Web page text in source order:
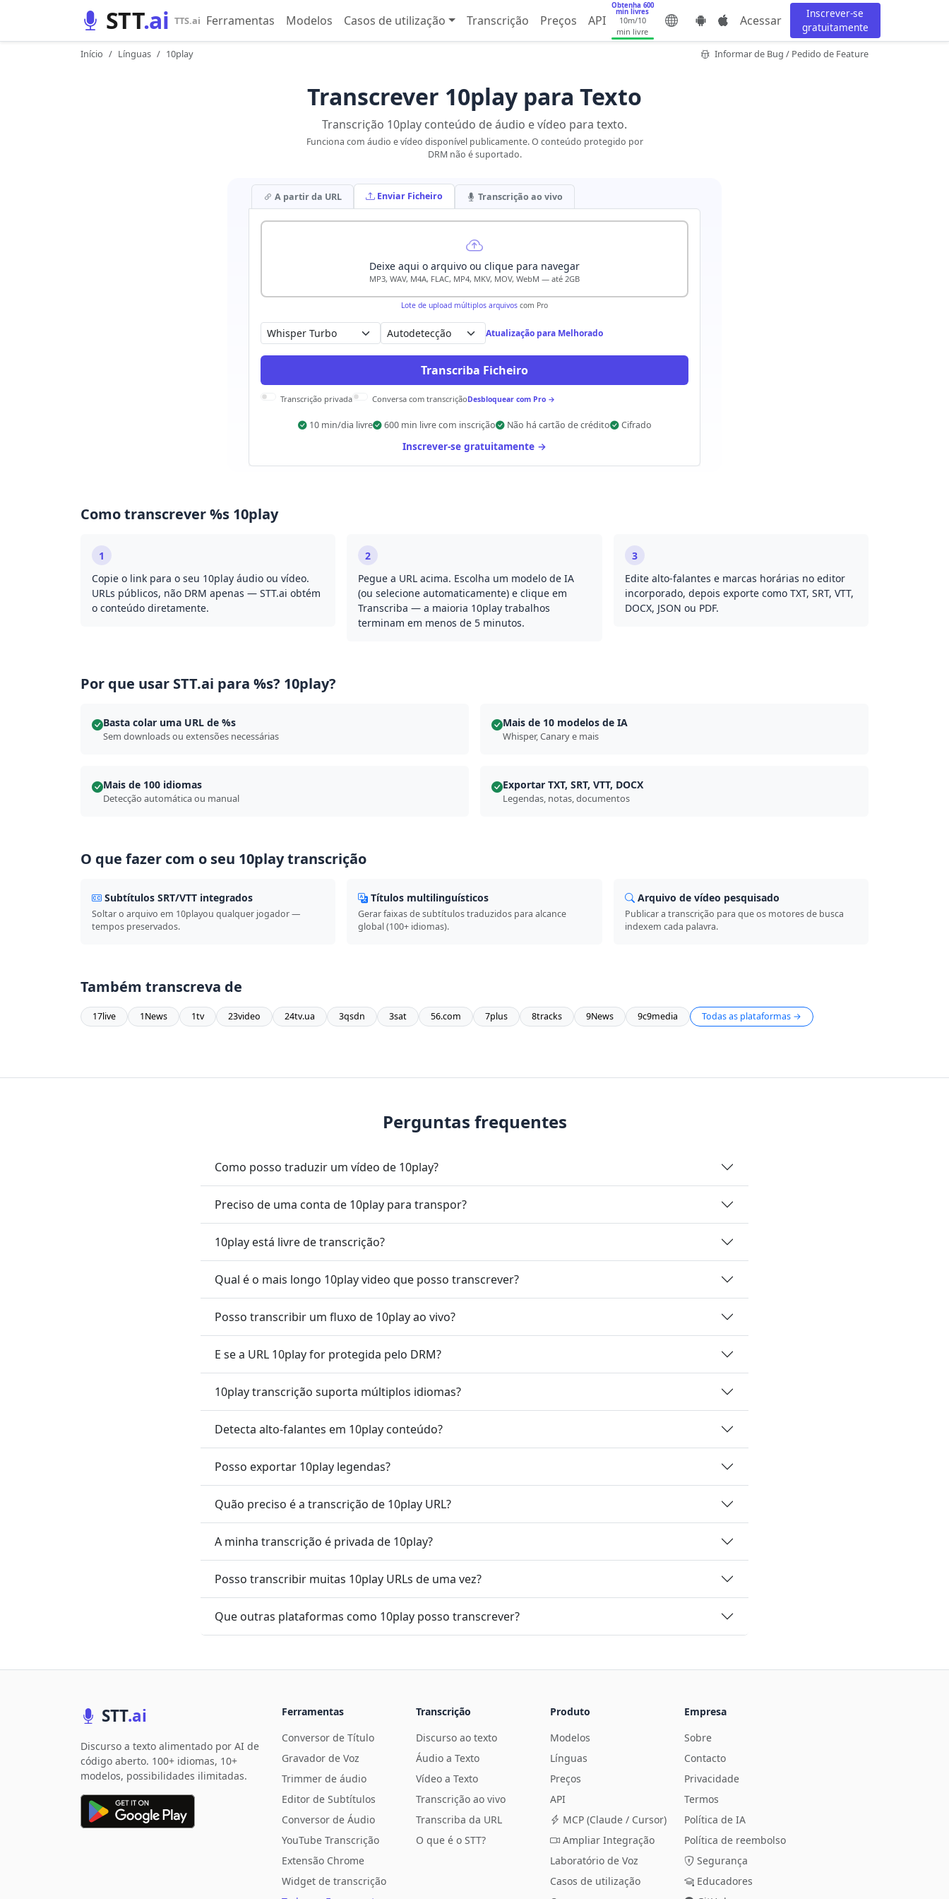
STT.ai TTS.ai Ferramentas Modelos Casos de utilização Transcrição Preços API
Obtenha 600
min livres
10m/10
min livre
Acessar
Inscrever-se
gratuitamente
Início Línguas 10play Informar de Bug / Pedido de Feature
Transcrever 10play para Texto
Transcrição 10play conteúdo de áudio e vídeo para texto.
Funciona com áudio e vídeo disponível publicamente. O conteúdo protegido por
DRM não é suportado.
A partir da URL Enviar Ficheiro Transcrição ao vivo
Deixe aqui o arquivo ou clique para navegar
MP3, WAV, M4A, FLAC, MP4, MKV, MOV, WebM — até 2GB
Lote de upload múltiplos arquivos com Pro
Autodetecção Atualização para Melhorado
Transcriba Ficheiro
Transcrição privada Conversa com transcriçãoDesbloquear com Pro →
10 min/dia livre 600 min livre com inscrição Não há cartão de crédito Cifrado
Inscrever-se gratuitamente →
Como transcrever %s 10play
1
Copie o link para o seu 10play áudio ou vídeo.
URLs públicos, não DRM apenas — STT.ai obtém
o conteúdo diretamente.
2
Pegue a URL acima. Escolha um modelo de IA
(ou selecione automaticamente) e clique em
Transcriba — a maioria 10play trabalhos
terminam em menos de 5 minutos.
3
Edite alto-falantes e marcas horárias no editor
incorporado, depois exporte como TXT, SRT, VTT,
DOCX, JSON ou PDF.
Por que usar STT.ai para %s? 10play?
Basta colar uma URL de %s
Sem downloads ou extensões necessárias
Mais de 10 modelos de IA
Whisper, Canary e mais
Mais de 100 idiomas
Detecção automática ou manual
Exportar TXT, SRT, VTT, DOCX
Legendas, notas, documentos
O que fazer com o seu 10play transcrição
Subtítulos SRT/VTT integrados
Soltar o arquivo em 10playou qualquer jogador —
tempos preservados.
Títulos multilinguísticos
Gerar faixas de subtítulos traduzidos para alcance
global (100+ idiomas).
Arquivo de vídeo pesquisado
Publicar a transcrição para que os motores de busca
indexem cada palavra.
Também transcreva de
17live 1News 1tv 23video 24tv.ua 3qsdn 3sat 56.com 7plus 8tracks 9News 9c9media Todas as plataformas →
Perguntas frequentes
Como posso traduzir um vídeo de 10play?
Preciso de uma conta de 10play para transpor?
10play está livre de transcrição?
Qual é o mais longo 10play video que posso transcrever?
Posso transcribir um fluxo de 10play ao vivo?
E se a URL 10play for protegida pelo DRM?
10play transcrição suporta múltiplos idiomas?
Detecta alto-falantes em 10play conteúdo?
Posso exportar 10play legendas?
Quão preciso é a transcrição de 10play URL?
A minha transcrição é privada de 10play?
Posso transcribir muitas 10play URLs de uma vez?
Que outras plataformas como 10play posso transcrever?
STT.ai
Discurso a texto alimentado por AI de
código aberto. 100+ idiomas, 10+
modelos, possibilidades ilimitadas.
Ferramentas
Conversor de Título
Gravador de Voz
Trimmer de áudio
Editor de Subtítulos
Conversor de Áudio
YouTube Transcrição
Extensão Chrome
Widget de transcrição
Transcrição
Discurso ao texto
Áudio a Texto
Vídeo a Texto
Transcrição ao vivo
Transcriba da URL
O que é o STT?
Produto
Modelos
Línguas
Preços
API
MCP (Claude / Cursor)
Ampliar Integração
Laboratório de Voz
Casos de utilização
Empresa
Sobre
Contacto
Privacidade
Termos
Política de IA
Política de reembolso
Segurança
Educadores